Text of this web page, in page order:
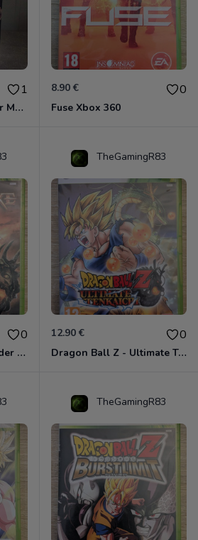
1
Son Goku BWFC Super Master Stars
8.90 € 0
Fuse Xbox 360
0
Golden Axe - Beast Rider Xbox 360
TheGamingR83
12.90 € 0
Dragon Ball Z - Ultimate Tenkaichi Xbox 360
TheGamingR83